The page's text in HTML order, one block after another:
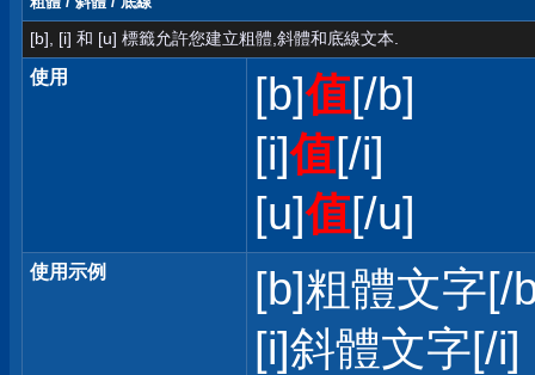
[b], [i] 和 [u] 標籤允許您建立粗體,斜體和底線文本.
使用 [b]值[/b]
[i]值[/i]
[u]值[/u]
使用示例
[b]粗體文字[/
[i]斜體文字[/i]